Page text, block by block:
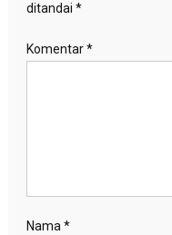
ditandai *
Komentar*
Nama *